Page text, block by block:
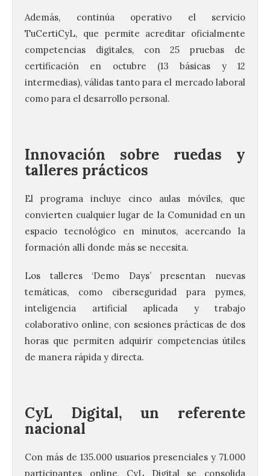
Además, continúa operativo el servicio
TuCertiCyL, que permite acreditar oficialmente
competencias digitales, con 25 pruebas de
certificación en octubre (13 básicas y 12
intermedias), válidas tanto para el mercado laboral
como para el desarrollo personal.
Innovación sobre ruedas y
talleres prácticos
El programa incluye cinco aulas móviles, que
convierten cualquier lugar de la Comunidad en un
espacio tecnológico en minutos, acercando la
formación allí donde más se necesita.
Los talleres ‘Demo Days’ presentan nuevas
temáticas, como ciberseguridad para pymes,
inteligencia artificial aplicada y trabajo
colaborativo online, con sesiones prácticas de dos
horas que permiten adquirir competencias útiles
de manera rápida y directa.
CyL Digital, un referente
nacional
Con más de 135.000 usuarios presenciales y 71.000
participantes online, CyL Digital se consolida
La 69FIDMA ha acogido
edición del Día de León y
Astorga.